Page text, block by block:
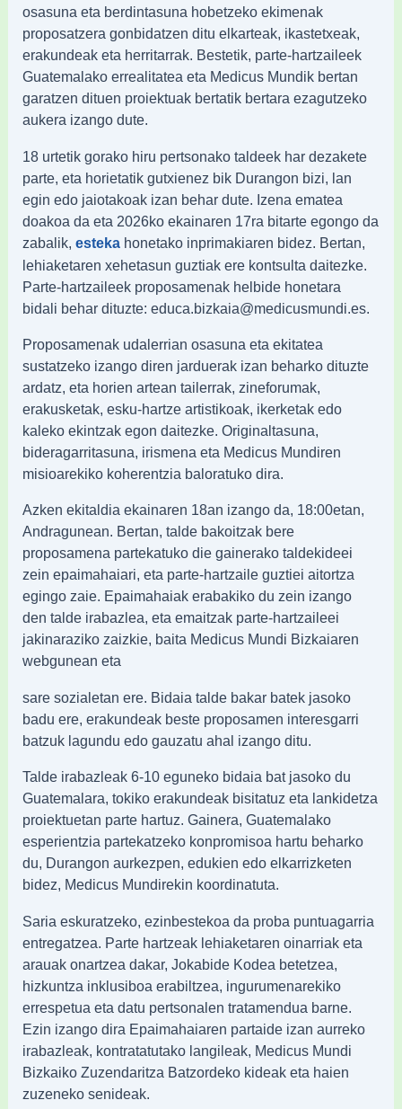
osasuna eta berdintasuna hobetzeko ekimenak
proposatzera gonbidatzen ditu elkarteak, ikastetxeak,
erakundeak eta herritarrak. Bestetik, parte-hartzaileek
Guatemalako errealitatea eta Medicus Mundik bertan
garatzen dituen proiektuak bertatik bertara ezagutzeko
aukera izango dute.
18 urtetik gorako hiru pertsonako taldeek har dezakete
parte, eta horietatik gutxienez bik Durangon bizi, lan
egin edo jaiotakoak izan behar dute. Izena ematea
doakoa da eta 2026ko ekainaren 17ra bitarte egongo da
zabalik, esteka honetako inprimakiaren bidez. Bertan,
lehiaketaren xehetasun guztiak ere kontsulta daitezke.
Parte-hartzaileek proposamenak helbide honetara
bidali behar dituzte: educa.bizkaia@medicusmundi.es.
Proposamenak udalerrian osasuna eta ekitatea
sustatzeko izango diren jarduerak izan beharko dituzte
ardatz, eta horien artean tailerrak, zineforumak,
erakusketak, esku-hartze artistikoak, ikerketak edo
kaleko ekintzak egon daitezke. Originaltasuna,
bideragarritasuna, irismena eta Medicus Mundiren
misioarekiko koherentzia baloratuko dira.
Azken ekitaldia ekainaren 18an izango da, 18:00etan,
Andragunean. Bertan, talde bakoitzak bere
proposamena partekatuko die gainerako taldekideei
zein epaimahaiari, eta parte-hartzaile guztiei aitortza
egingo zaie. Epaimahaiak erabakiko du zein izango
den talde irabazlea, eta emaitzak parte-hartzaileei
jakinaraziko zaizkie, baita Medicus Mundi Bizkaiaren
webgunean eta
sare sozialetan ere. Bidaia talde bakar batek jasoko
badu ere, erakundeak beste proposamen interesgarri
batzuk lagundu edo gauzatu ahal izango ditu.
Talde irabazleak 6-10 eguneko bidaia bat jasoko du
Guatemalara, tokiko erakundeak bisitatuz eta lankidetza
proiektuetan parte hartuz. Gainera, Guatemalako
esperientzia partekatzeko konpromisoa hartu beharko
du, Durangon aurkezpen, edukien edo elkarrizketen
bidez, Medicus Mundirekin koordinatuta.
Saria eskuratzeko, ezinbestekoa da proba puntuagarria
entregatzea. Parte hartzeak lehiaketaren oinarriak eta
arauak onartzea dakar, Jokabide Kodea betetzea,
hizkuntza inklusiboa erabiltzea, ingurumenarekiko
errespetua eta datu pertsonalen tratamendua barne.
Ezin izango dira Epaimahaiaren partaide izan aurreko
irabazleak, kontratatutako langileak, Medicus Mundi
Bizkaiko Zuzendaritza Batzordeko kideak eta haien
zuzeneko senideak.